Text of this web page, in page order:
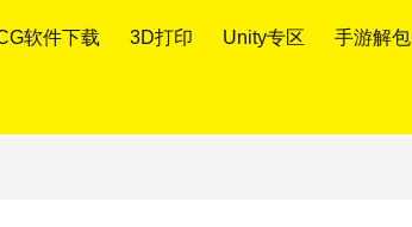
软件下载 3D打印 Unity专区 手游解包